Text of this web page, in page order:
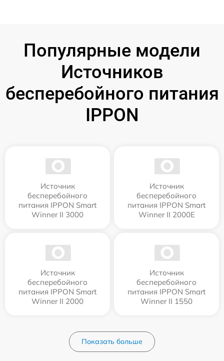
Популярные модели
Источников
бесперебойного питания
IPPON
Источник
бесперебойного
питания IPPON Smart
Winner II 3000
Источник
бесперебойного
питания IPPON Smart
Winner II 2000E
Источник
бесперебойного
питания IPPON Smart
Winner II 2000
Источник
бесперебойного
питания IPPON Smart
Winner II 1550
Показать больше